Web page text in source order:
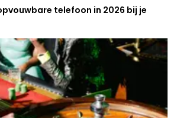
telefoon in 2026 bij je